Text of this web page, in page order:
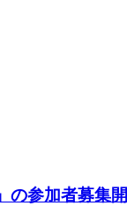
参加者募集開